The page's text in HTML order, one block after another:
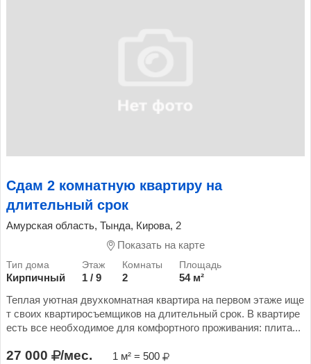
Сдам 2 комнатную квартиру на
длительный срок
Амурская область, Тында, Кирова, 2
Показать на карте
Кирпичный 1 / 9 2
54 м²
Теплая уютная двухкомнатная квартира на первом этаже ище
т своих квартиросъемщиков на длительный срок. В квартире
есть все необходимое для комфортного проживания: плита...
27 000 /мес. 1 м² = 500